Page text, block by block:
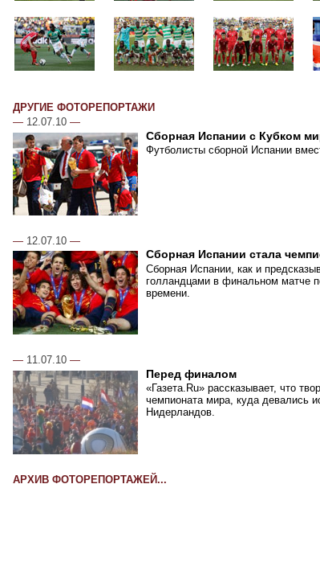
ДРУГИЕ ФОТОРЕПОРТАЖИ
— 12.07.10 —
Сборная Испании с Кубком
Футболисты сборной Испании
— 12.07.10 —
Сборная Испании стала
Сборная Испании, как и
голландцами в финальном матче
времени.
— 11.07.10 —
Перед финалом
«Газета.Ru» рассказывает, что
чемпионата мира, куда девались
Нидерландов.
АРХИВ ФОТОРЕПОРТАЖЕЙ...